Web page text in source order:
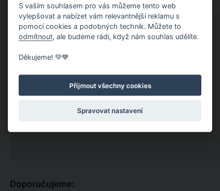
Doporučujeme:
S vaším souhlasem pro vás můžeme tento web
vylepšovat a nabízet vám relevantnější reklamu s
pomocí cookies a podobných technik. Můžete to
odmítnout, ale budeme rádi, když nám souhlas udělíte.
Děkujeme! 💚💙
Přijmout všechny cookies
Spravovat nastavení